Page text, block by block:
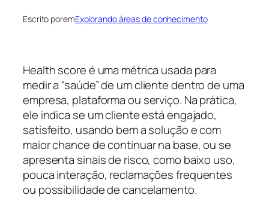
Escrito poremExplorando áreas de conhecimento
Health score é uma métrica usada para
medir a “saúde” de um cliente dentro de uma
empresa, plataforma ou serviço. Na prática,
ele indica se um cliente está engajado,
satisfeito, usando bem a solução e com
maior chance de continuar na base, ou se
apresenta sinais de risco, como baixo uso,
pouca interação, reclamações frequentes
ou possibilidade de cancelamento.